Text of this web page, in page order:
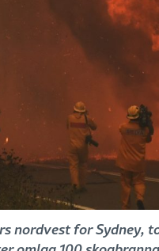
for Sydney,